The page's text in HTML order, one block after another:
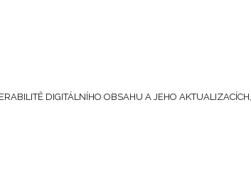
DIGITÁLNÍHO OBSAHU A JEHO